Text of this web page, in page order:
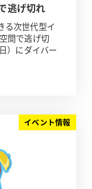
逃げ切れ
る次世代型イ
間で逃げ切
）にダイバー
イベント情報